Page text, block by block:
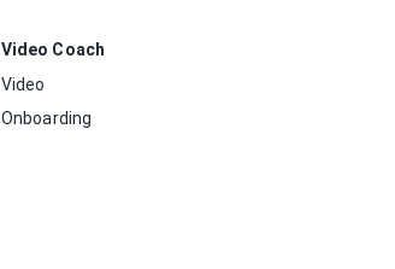
Video Coach
Video
Onboarding